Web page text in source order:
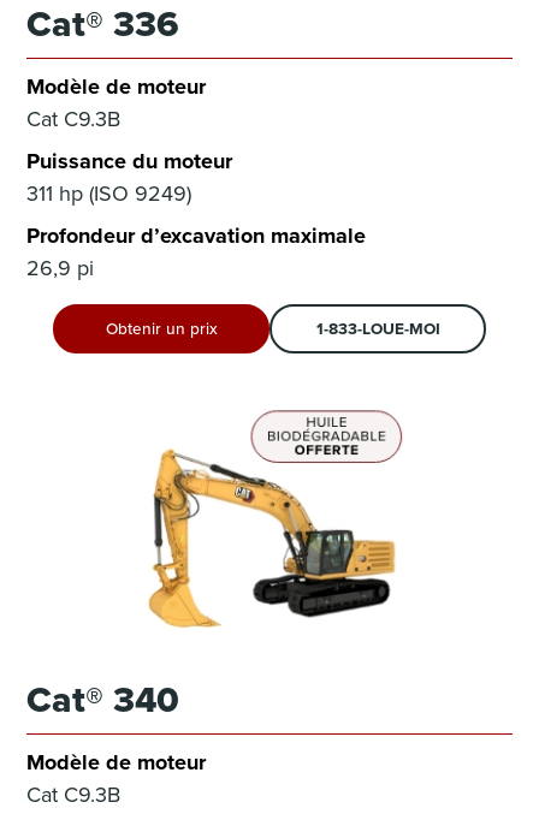
Cat® 336
Modèle de moteur
Cat C9.3B
Puissance du moteur
311 hp (ISO 9249)
Profondeur d’excavation maximale
26,9 pi
Obtenir un prix 1-833-LOUE-MOI
Cat® 340
Modèle de moteur
Cat C9.3B